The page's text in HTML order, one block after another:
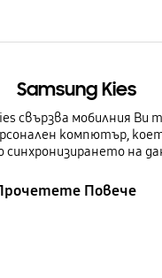
Samsung Kies
свързва мобилния Ви
компютър,
синхронизирането на
Повече